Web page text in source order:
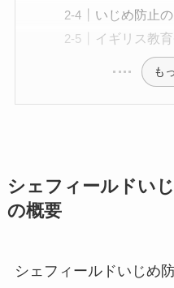
いじめ防止
イギリス教
も
シェフィールドい
の概要
シェフィールドいじめ